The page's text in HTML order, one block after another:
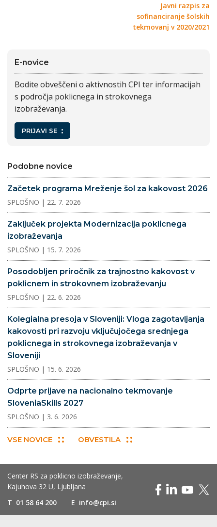
Javni razpis za
sofinanciranje šolskih
tekmovanj v 2020/2021
E-novice
Bodite obveščeni o aktivnostih CPI ter informacijah
s področja poklicnega in strokovnega
izobraževanja.
PRIJAVI SE
Podobne novice
Začetek programa Mreženje šol za kakovost 2026
SPLOŠNO | 22. 7. 2026
Zaključek projekta Modernizacija poklicnega
izobraževanja
SPLOŠNO | 15. 7. 2026
Posodobljen priročnik za trajnostno kakovost v
poklicnem in strokovnem izobraževanju
SPLOŠNO | 22. 6. 2026
Kolegialna presoja v Sloveniji: Vloga zagotavljanja
kakovosti pri razvoju vključujočega srednjega
poklicnega in strokovnega izobraževanja v
Sloveniji
SPLOŠNO | 15. 6. 2026
Odprte prijave na nacionalno tekmovanje
SloveniaSkills 2027
SPLOŠNO | 3. 6. 2026
VSE NOVICE OBVESTILA
Center RS za poklicno izobraževanje,
Kajuhova 32 U, Ljubljana
T 01 58 64 200 E info@cpi.si